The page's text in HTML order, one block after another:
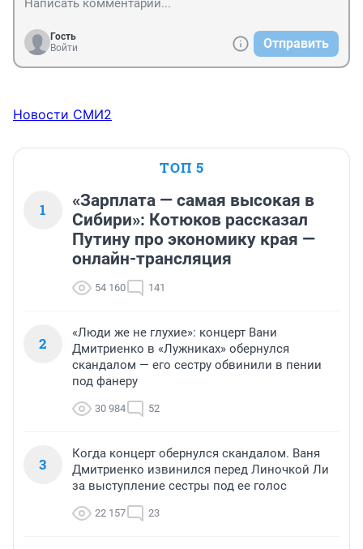
неадекватный.В квартире двери пробиты,входную
телевизора,микроволновку,два
ноутбука,дисплей,хороший новый фотоаппарат,а про
телефоны и говорить нечего-со счету сбилась.Дочь на
Гость
Войти
Отправить
Новости СМИ2
ТОП 5
1
«Зарплата — самая высокая в
Сибири»: Котюков рассказал
Путину про экономику края —
онлайн-трансляция
54 160 141
2
«Люди же не глухие»: концерт Вани
Дмитриенко в «Лужниках» обернулся
скандалом — его сестру обвинили в пении
под фанеру
30 984 52
3
Когда концерт обернулся скандалом. Ваня
Дмитриенко извинился перед Линочкой Ли
за выступление сестры под ее голос
22 157 23